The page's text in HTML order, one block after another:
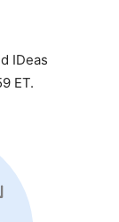
IDeas
ET.